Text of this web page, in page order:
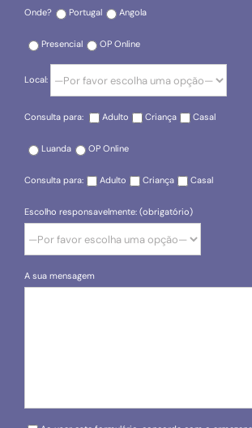
Onde? Portugal Angola
Presencial OP Online
Local:
Consulta para: Adulto Criança Casal
Luanda OP Online
Consulta para: Adulto Criança Casal
Escolho responsavelmente: (obrigatório)
A sua mensagem
Please leave this field empty.